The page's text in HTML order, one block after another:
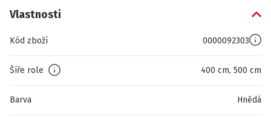
Vlastnosti
Kód zboží 0000092303
Šíře role 400 cm, 500 cm
Barva Hnědá